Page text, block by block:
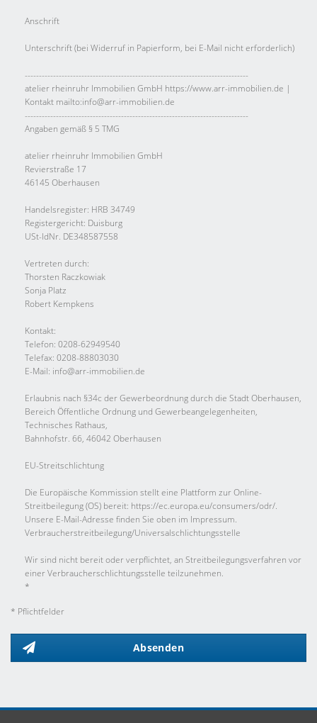
Anschrift
Unterschrift (bei Widerruf in Papierform, bei E-Mail nicht erforderlich)
-------------------------------------------------------------------------------
atelier rheinruhr Immobilien GmbH https://www.arr-immobilien.de |
Kontakt mailto:info@arr-immobilien.de
-------------------------------------------------------------------------------
Angaben gemäß § 5 TMG
atelier rheinruhr Immobilien GmbH
Revierstraße 17
46145 Oberhausen
Handelsregister: HRB 34749
Registergericht: Duisburg
USt-IdNr. DE348587558
Vertreten durch:
Thorsten Raczkowiak
Sonja Platz
Robert Kempkens
Kontakt:
Telefon: 0208-62949540
Telefax: 0208-88803030
E-Mail: info@arr-immobilien.de
Erlaubnis nach §34c der Gewerbeordnung durch die Stadt Oberhausen,
Bereich Öffentliche Ordnung und Gewerbeangelegenheiten,
Technisches Rathaus,
Bahnhofstr. 66, 46042 Oberhausen
EU-Streitschlichtung
Die Europäische Kommission stellt eine Plattform zur Online-
Streitbeilegung (OS) bereit: https://ec.europa.eu/consumers/odr/.
Unsere E-Mail-Adresse finden Sie oben im Impressum.
Verbraucher­streit­beilegung/Universal­schlichtungs­stelle
Wir sind nicht bereit oder verpflichtet, an Streitbeilegungsverfahren vor
einer Verbraucherschlichtungsstelle teilzunehmen.
*
* Pflichtfelder
Absenden